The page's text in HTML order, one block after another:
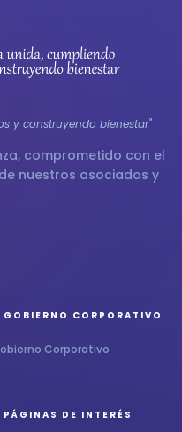
y construyendo bienestar"
comprometido con el
nuestros asociados y
GOBIERNO CORPORATIVO
Corporativo
PÁGINAS DE INTERÉS